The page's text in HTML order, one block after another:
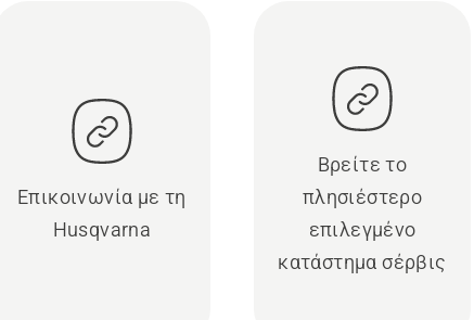
Επικοινωνία με τη
Husqvarna
Βρείτε το
πλησιέστερο
επιλεγμένο
κατάστημα σέρβις